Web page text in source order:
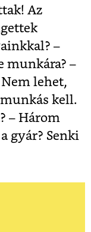
Az
–
munkára? –
lehet,
kell.
– Három
gyár? Senki